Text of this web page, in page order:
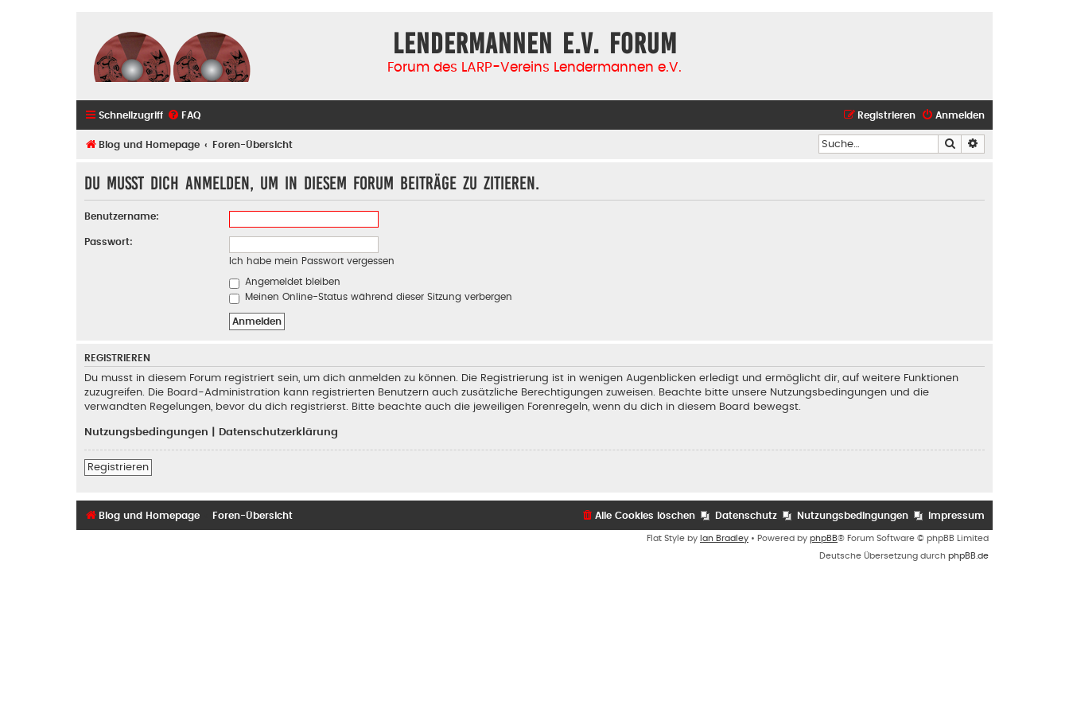
Lendermannen e.V. Forum
Forum des LARP-Vereins Lendermannen e.V.
Schnellzugriff FAQ Anmelden
Registrieren
Blog und Homepage Foren-Übersicht Suche
Du musst dich anmelden, um in diesem Forum Beiträge zu zitieren.
Benutzername:
Passwort:
Ich habe mein Passwort vergessen
Angemeldet bleiben
Meinen Online-Status während dieser Sitzung verbergen
REGISTRIEREN
Du musst in diesem Forum registriert sein, um dich anmelden zu können. Die Registrierung ist in wenigen Augenblicken erledigt und ermöglicht dir, auf weitere Funktionen
zuzugreifen. Die Board-Administration kann registrierten Benutzern auch zusätzliche Berechtigungen zuweisen. Beachte bitte unsere Nutzungsbedingungen und die
verwandten Regelungen, bevor du dich registrierst. Bitte beachte auch die jeweiligen Forenregeln, wenn du dich in diesem Board bewegst.
Nutzungsbedingungen Datenschutzerklärung
Registrieren
Blog und Homepage Foren-Übersicht Impressum
Nutzungsbedingungen
Datenschutz
Alle Cookies löschen
Flat Style by Ian Bradley • Powered by phpBB® Forum Software © phpBB Limited
Deutsche Übersetzung durch phpBB.de